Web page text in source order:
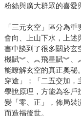
粉絲與廣大群眾的喜愛
「三元玄空」區分為
會向、上山下水，上述
書中談到了很多關於玄
機賦︾、︽飛星賦︾、
能瞭解玄空的真正奧秘
穿途」；「二五交加，
學說原理，方能為客戶
變「零、正」，佈局裝
而造福後世。